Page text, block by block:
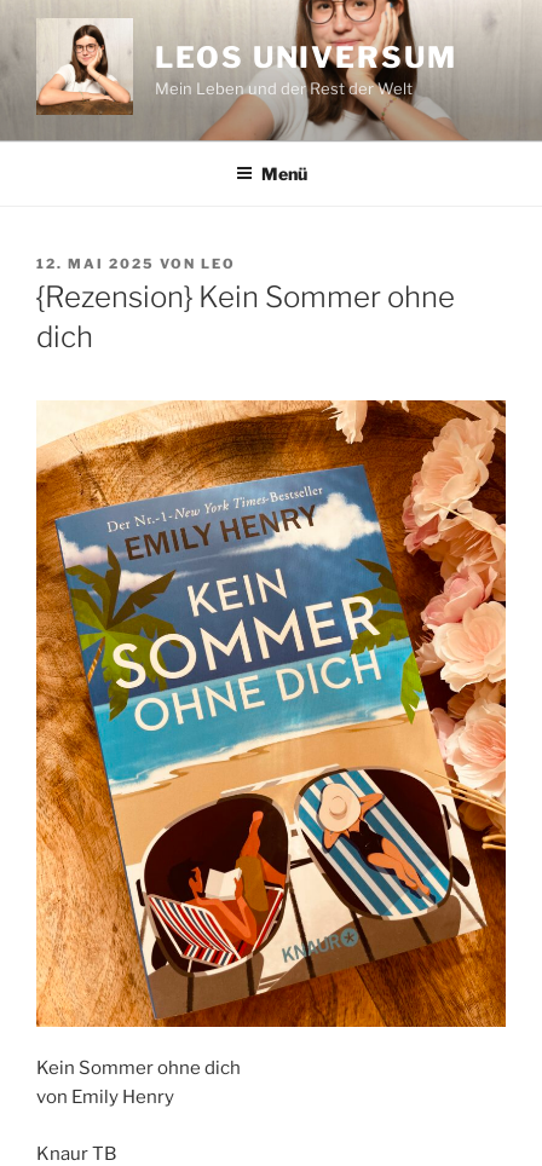
Zum
springen
LEOS UNIVERSUM
Mein Leben und der Rest der Welt
Menü
VERÖFFENTLICHT
AM
12. MAI 2025 VON LEO
{Rezension} Kein Sommer ohne
dich
Kein Sommer ohne dich
von Emily Henry
Knaur TB